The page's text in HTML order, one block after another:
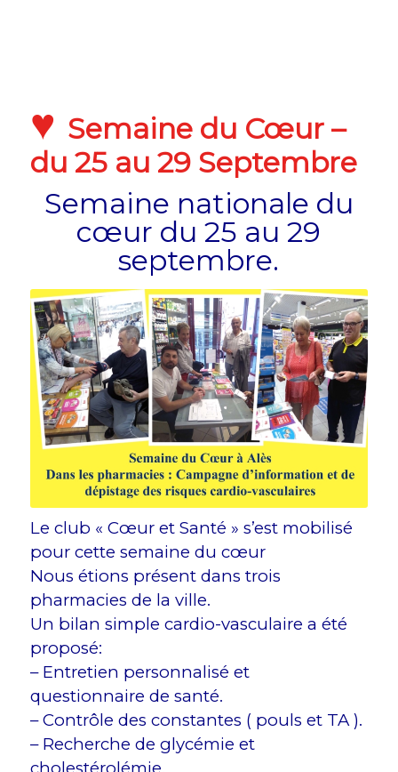
♥ Semaine du Cœur –
du 25 au 29 Septembre
Semaine nationale du
cœur du 25 au 29
septembre.
Le club « Cœur et Santé » s’est mobilisé
pour cette semaine du cœur
Nous étions présent dans trois
pharmacies de la ville.
Un bilan simple cardio-vasculaire a été
proposé:
– Entretien personnalisé et
questionnaire de santé.
– Contrôle des constantes ( pouls et TA ).
– Recherche de glycémie et